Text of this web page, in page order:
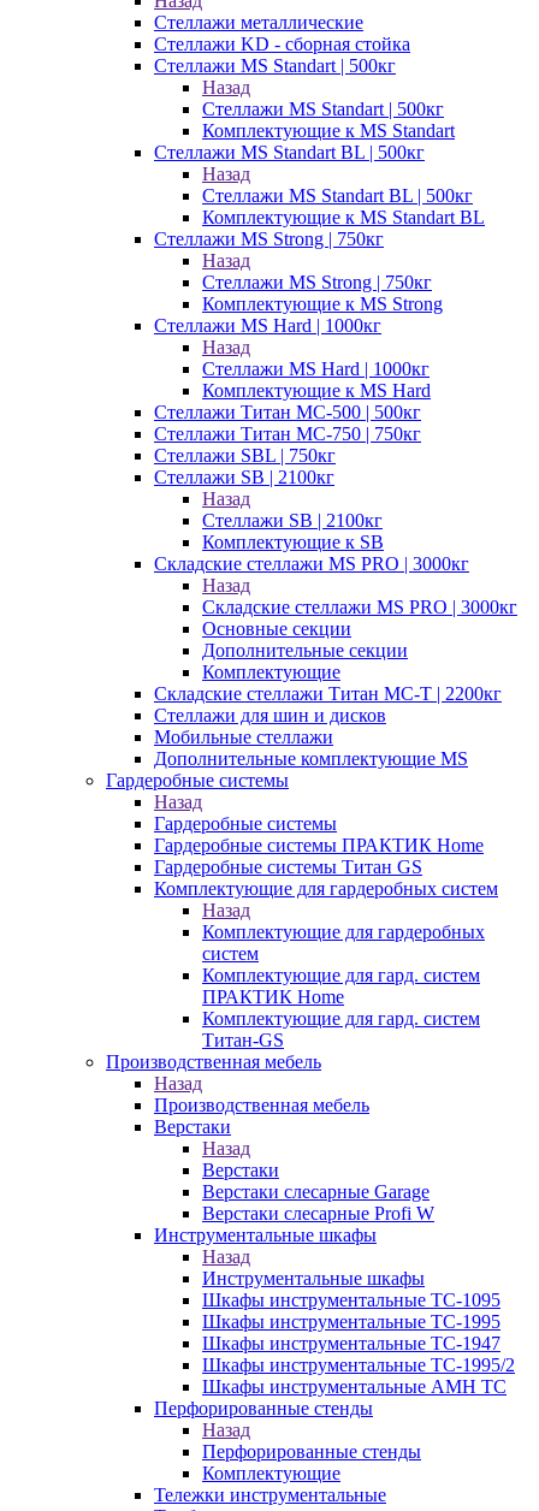
Стеллажи металлические
Стеллажи KD - сборная стойка
Стеллажи MS Standart | 500кг
Назад
Стеллажи MS Standart | 500кг
Комплектующие к MS Standart
Стеллажи MS Standart BL | 500кг
Назад
Стеллажи MS Standart BL | 500кг
Комплектующие к MS Standart BL
Стеллажи MS Strong | 750кг
Назад
Стеллажи MS Strong | 750кг
Комплектующие к MS Strong
Стеллажи MS Hard | 1000кг
Назад
Стеллажи MS Hard | 1000кг
Комплектующие к MS Hard
Стеллажи Титан МС-500 | 500кг
Стеллажи Титан МС-750 | 750кг
Стеллажи SBL | 750кг
Стеллажи SB | 2100кг
Назад
Стеллажи SB | 2100кг
Комплектующие к SB
Складские стеллажи MS PRO | 3000кг
Назад
Складские стеллажи MS PRO | 3000кг
Основные секции
Дополнительные секции
Комплектующие
Складские стеллажи Титан МС-Т | 2200кг
Стеллажи для шин и дисков
Мобильные стеллажи
Дополнительные комплектующие MS
Гардеробные системы
Назад
Гардеробные системы
Гардеробные системы ПРАКТИК Home
Гардеробные системы Титан GS
Комплектующие для гардеробных систем
Назад
Комплектующие для гардеробных
систем
Комплектующие для гард. систем
ПРАКТИК Home
Комплектующие для гард. систем
Титан-GS
Производственная мебель
Назад
Производственная мебель
Верстаки
Назад
Верстаки
Верстаки слесарные Garage
Верстаки слесарные Profi W
Инструментальные шкафы
Назад
Инструментальные шкафы
Шкафы инструментальные TC-1095
Шкафы инструментальные TC-1995
Шкафы инструментальные TC-1947
Шкафы инструментальные TC-1995/2
Шкафы инструментальные AMH TC
Перфорированные стенды
Назад
Перфорированные стенды
Комплектующие
Тележки инструментальные